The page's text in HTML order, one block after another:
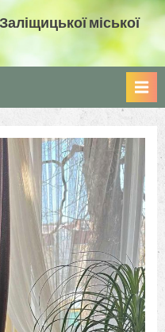
міської
міської ради